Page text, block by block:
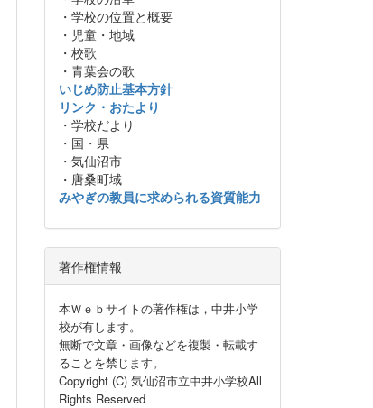
・学校の位置と概要
・児童・地域
・校歌
・青葉会の歌
いじめ防止基本方針
リンク・おたより
・学校だより
・国・県
・気仙沼市
・唐桑町域
みやぎの教員に求められる資質能力
著作権情報
本Ｗｅｂサイトの著作権は，中井小学
校が有します。
無断で文章・画像などを複製・転載す
ることを禁じます。
Copyright (C) 気仙沼市立中井小学校All
Rights Reserved